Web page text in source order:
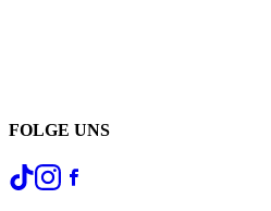
FOLGE UNS